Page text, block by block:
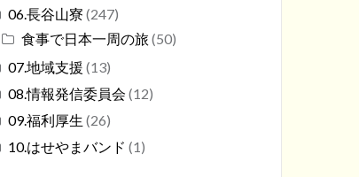
06.長谷山寮 (247)
食事で日本一周の旅 (50)
07.地域支援 (13)
08.情報発信委員会 (12)
09.福利厚生 (26)
10.はせやまバンド (1)